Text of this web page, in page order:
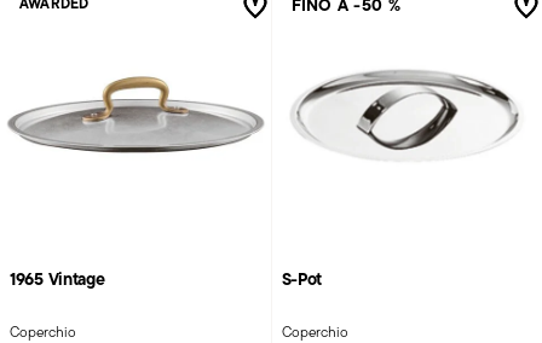
1965 Vintage
Coperchio
S-Pot
Coperchio